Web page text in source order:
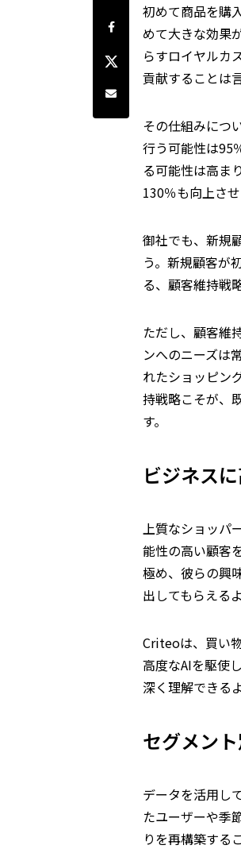
Facebookでシェア
Twitterでシェア
Share by e-mail
初めて商品を購
めて大きな効果
らすロイヤルカ
貢献することは
その仕組みにつ
行う可能性は95
る可能性は高ま
130％も向上さ
御社でも、新規
う。新規顧客が
る、顧客維持戦
ただし、顧客維
ンへのニーズは
れたショッピン
持戦略こそが、
す。
ビジネス
上質なショッパ
能性の高い顧客
極め、彼らの興
出してもらえる
Criteoは、買い
高度なAIを駆使
深く理解できる
セグメン
データを活用し
たユーザーや季
りを再構築する